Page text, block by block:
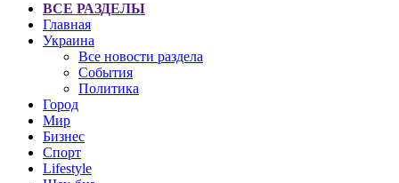
ВСЕ РАЗДЕЛЫ
Главная
Украина
Все новости раздела
События
Политика
Город
Мир
Бизнес
Спорт
Lifestyle